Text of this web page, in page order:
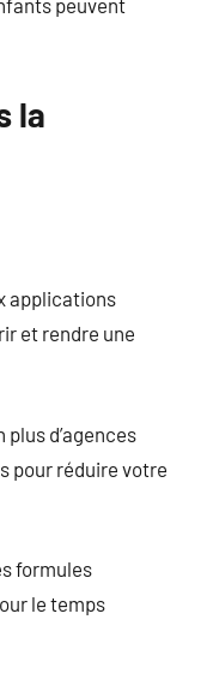
peuvent
la
applications
et rendre une
d’agences
pour réduire votre
formules
le temps